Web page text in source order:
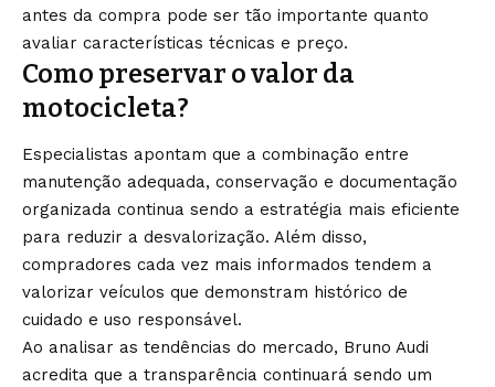
antes da compra pode ser tão importante quanto
avaliar características técnicas e preço.
Como preservar o valor da
motocicleta?
Especialistas apontam que a combinação entre
manutenção adequada, conservação e documentação
organizada continua sendo a estratégia mais eficiente
para reduzir a desvalorização. Além disso,
compradores cada vez mais informados tendem a
valorizar veículos que demonstram histórico de
cuidado e uso responsável.
Ao analisar as tendências do mercado, Bruno Audi
acredita que a transparência continuará sendo um